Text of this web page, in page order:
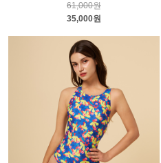
61,000원
35,000원